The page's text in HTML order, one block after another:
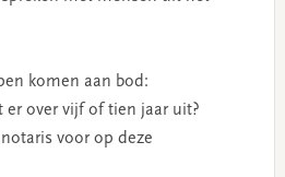
komen aan bod:
over vijf of tien jaar uit?
voor op deze